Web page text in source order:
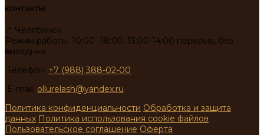
КОНТАКТЫ
г. Челябинск
Режим работы: 10:00 -18:00, 13:00-14:00 перерыв, без
выходных
Телефон: +7 (988) 388-02-00
E-mail: ollurelash@yandex.ru
Политика конфиденциальности Обработка и защита
данных Политика использования cookie файлов
Пользовательское соглашение Оферта